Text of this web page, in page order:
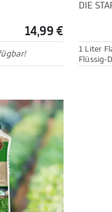
14,99 €
DIE
1 Liter
Flüssig-